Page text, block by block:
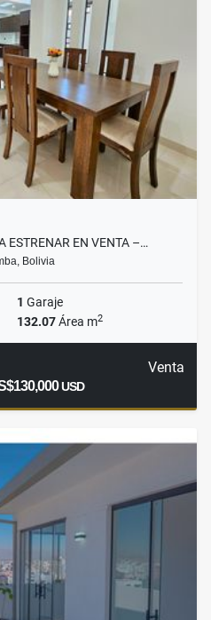
ESTRENAR EN VENTA –…
Bolivia
1 Garaje
132.07Área m2
Venta
USD